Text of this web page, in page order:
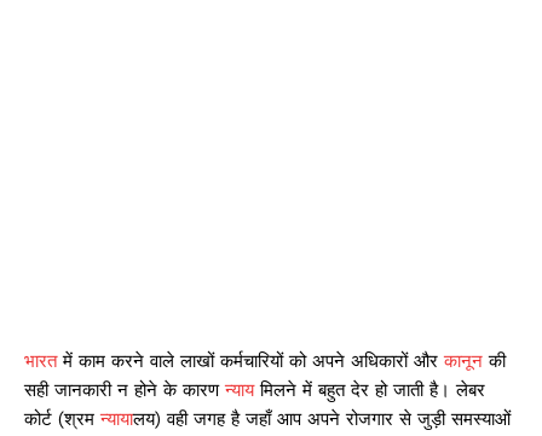
भारतमें काम करने वाले लाखों कर्मचारियों को अपने अधिकारों औरकानून की
सही जानकारी न होने के कारणन्यायमिलने में बहुत देर हो जाती है। लेबर
कोर्ट (श्रमन्यायालय) वही जगह है जहाँ आप अपने रोजगार से जुड़ी समस्याओं